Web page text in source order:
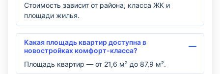
Стоимость зависит от района, класса ЖК и
площади жилья.
Какая площадь квартир доступна в
новостройках комфорт-класса?
Площадь квартир — от 21,6 м² до 87,9 м².